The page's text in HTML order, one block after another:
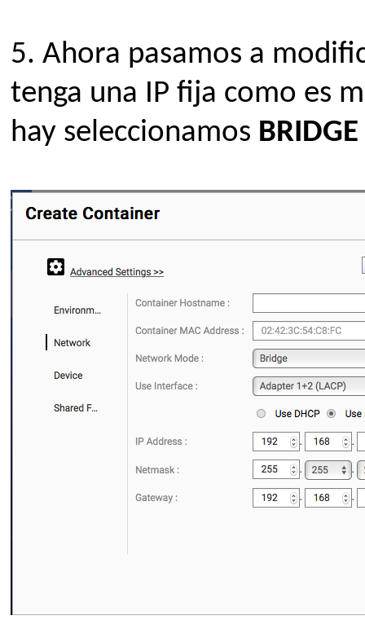
5. Ahora pasamos a
tenga una IP fija como es
hay seleccionamos BRIDGE